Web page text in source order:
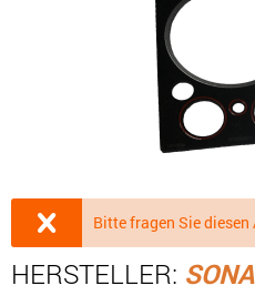
Bitte fragen Sie
HERSTELLER: